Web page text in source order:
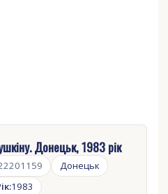
Донецьк, 1983 рік
Донецьк
1983